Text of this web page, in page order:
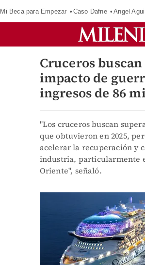
Mi Beca para Empezar Caso Dafne Ángel
Cruceros
impacto de
ingresos de 86
"Los cruceros buscan
que obtuvieron en 2025,
acelerar la recuperación y
industria, particularmente
Oriente", señaló.